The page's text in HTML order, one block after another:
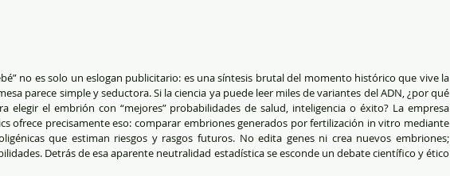
no es solo un eslogan publicitario: es una síntesis brutal del momento histórico que vive la
parece simple y seductora. Si la ciencia ya puede leer miles de variantes del ADN, ¿por qué
elegir el embrión con “mejores” probabilidades de salud, inteligencia o éxito? La empresa
ofrece precisamente eso: comparar embriones generados por fertilización in vitro mediante
que estiman riesgos y rasgos futuros. No edita genes ni crea nuevos embriones;
Detrás de esa aparente neutralidad estadística se esconde un debate científico y ético